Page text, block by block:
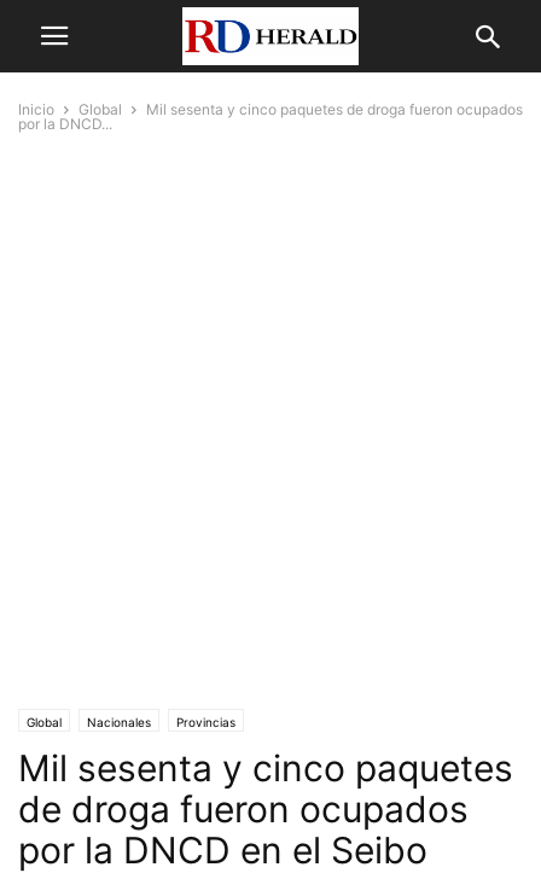
Inicio Global
Mil sesenta y cinco paquetes de droga fueron ocupados
por la DNCD...
Global Nacionales Provincias
Mil sesenta y cinco paquetes
de droga fueron ocupados
por la DNCD en el Seibo